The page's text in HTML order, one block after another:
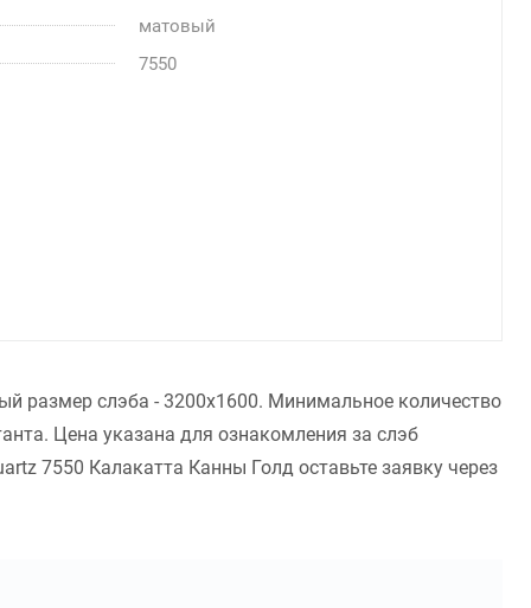
матовый
7550
размер слэба - 3200x1600. Минимальное количество
Цена указана для ознакомления за слэб
7550 Калакатта Канны Голд оставьте заявку через